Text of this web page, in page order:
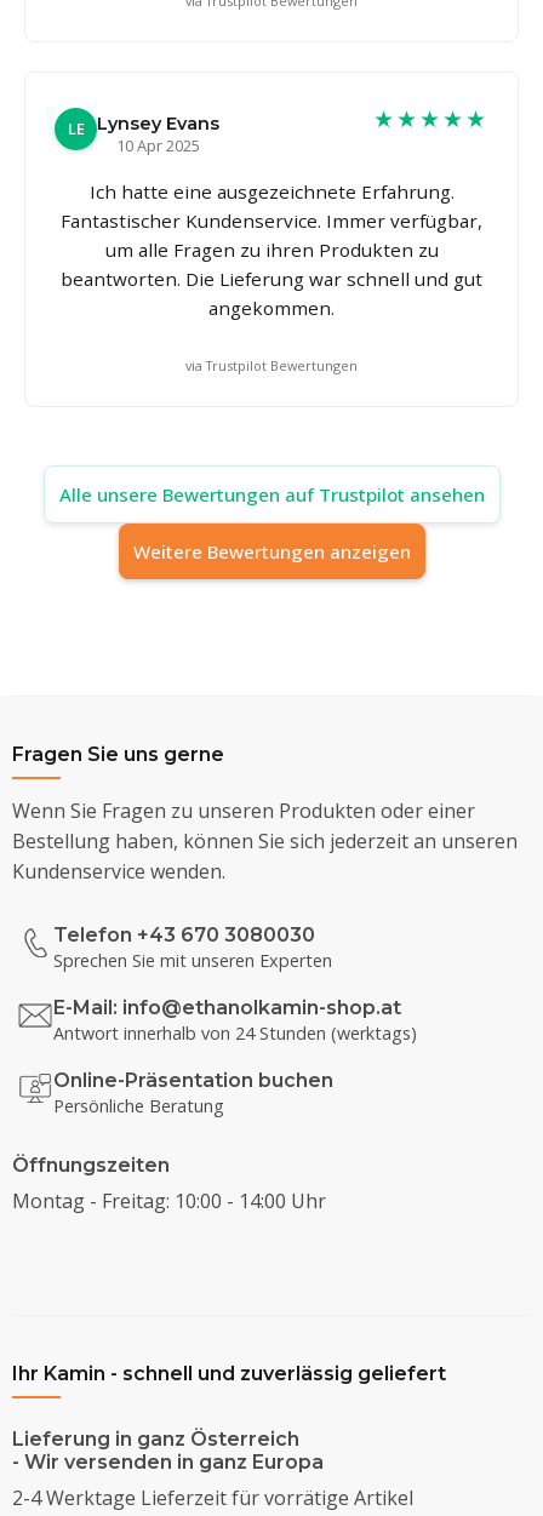
LE
Lynsey Evans
10 Apr 2025
★★★★★
Ich hatte eine ausgezeichnete Erfahrung.
Fantastischer Kundenservice. Immer verfügbar,
um alle Fragen zu ihren Produkten zu
beantworten. Die Lieferung war schnell und gut
angekommen.
via Trustpilot Bewertungen
Alle unsere Bewertungen auf Trustpilot ansehen
Weitere Bewertungen anzeigen
Fragen Sie uns gerne
Wenn Sie Fragen zu unseren Produkten oder einer
Bestellung haben, können Sie sich jederzeit an unseren
Kundenservice wenden.
Telefon +43 670 3080030
Sprechen Sie mit unseren Experten
E-Mail: info@ethanolkamin-shop.at
Antwort innerhalb von 24 Stunden (werktags)
Online-Präsentation buchen
Persönliche Beratung
Öffnungszeiten
Montag - Freitag: 10:00 - 14:00 Uhr
Ihr Kamin - schnell und zuverlässig geliefert
Lieferung in ganz Österreich
- Wir versenden in ganz Europa
2-4 Werktage Lieferzeit für vorrätige Artikel